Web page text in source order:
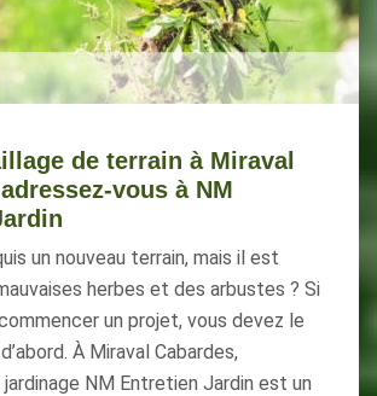
de terrain à Miraval
vous à NM
un nouveau terrain, mais il est
herbes et des arbustes ? Si
un projet, vous devez le
À Miraval Cabardes,
jardinage NM Entretien Jardin est un